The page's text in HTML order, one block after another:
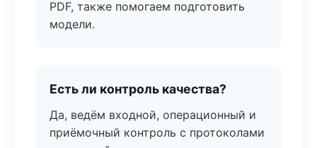
PDF, также помогаем подготовить
модели.
Есть ли контроль качества?
Да, ведём входной, операционный и
приёмочный контроль с протоколами